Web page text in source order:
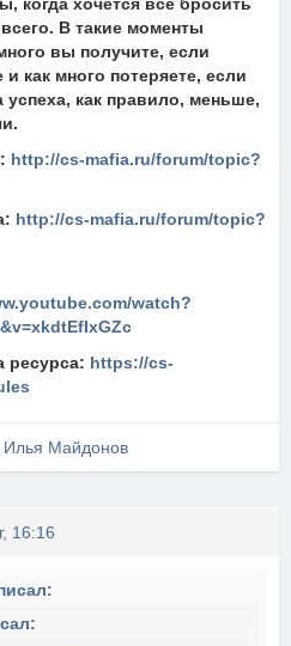
всего. В такие моменты
вы получите, если
как много потеряете, если
успеха, как правило, меньше,
http://cs-mafia.ru/forum/topic?
http://cs-mafia.ru/forum/topic?
watch?
ресурса: https://cs-
Илья Майдонов
16:16